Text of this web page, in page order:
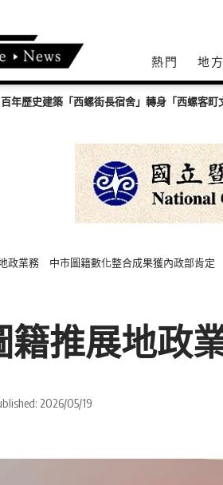
熱門 地方
政業務 中市圖籍數化整合成果獲內政部肯定
籍推展地政
2026/05/19